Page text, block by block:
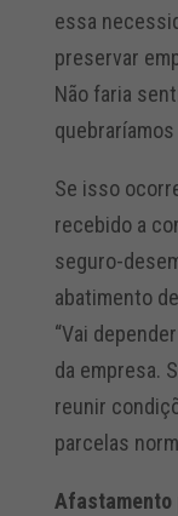
essa
preservar
Não faria
Se isso
recebido a
seguro-
abatimento
“Vai
da empresa.
reunir
parcelas
Afastamento